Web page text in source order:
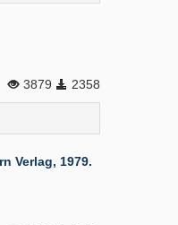
3879 2358
Verlag, 1979.